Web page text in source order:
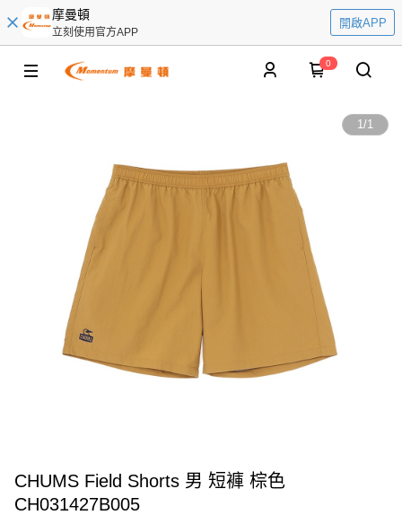
摩曼頓
立刻使用官方APP
開啟APP
0
1/1
CHUMS Field Shorts 男 短褲 棕色
CH031427B005